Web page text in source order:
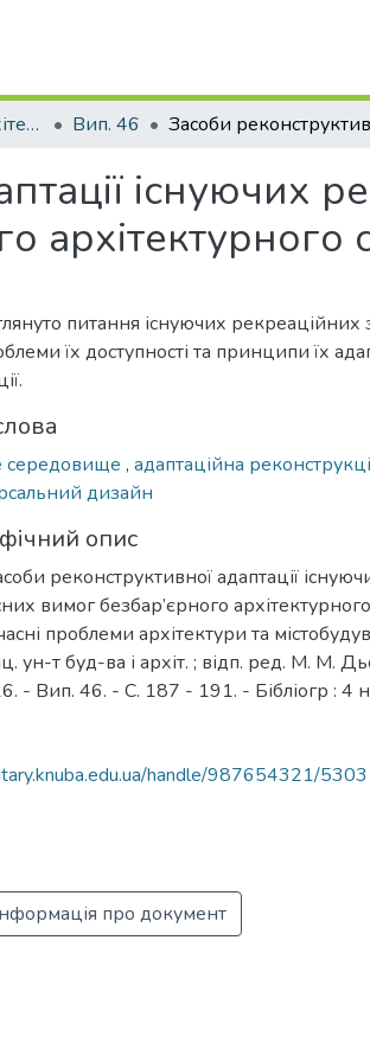
Сучасні проблеми архітектури та містобудування Вип. 46
існуючих
питання існуючих рекреаційних
їх доступності та принципи їх
середовище , адаптаційна
дизайн
опис
реконструктивної адаптації
вимог безбар’єрного
проблеми архітектури та
ун-т буд-ва і архіт. ; відп. ред. М. М.
- Вип. 46. - С. 187 - 191. - Бібліогр : 4
handle/987654321/5303
про документ